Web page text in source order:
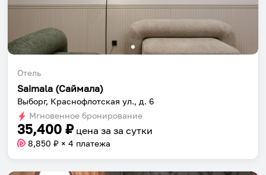
Отель
Saimala (Саймала)
Выборг, Краснофлотская ул., д. 6
Мгновенное бронирование
35,400 ₽ цена за за сутки
8,850 ₽ × 4 платежа